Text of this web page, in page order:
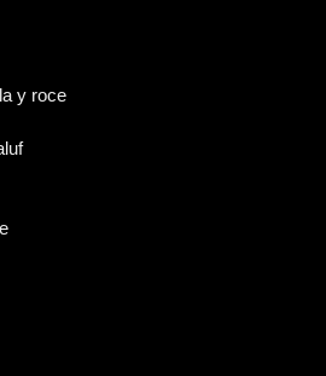
y roce